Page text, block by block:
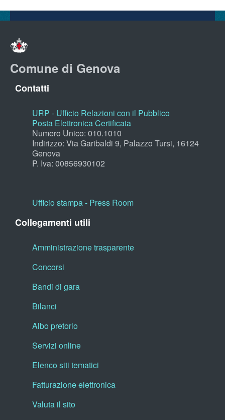
Comune di Genova
Contatti
URP - Ufficio Relazioni con il Pubblico
Posta Elettronica Certificata
Numero Unico: 010.1010
Indirizzo: Via Garibaldi 9, Palazzo Tursi, 16124
Genova
P. Iva: 00856930102
Ufficio stampa - Press Room
Collegamenti utili
Amministrazione trasparente
Concorsi
Bandi di gara
Bilanci
Albo pretorio
Servizi online
Elenco siti tematici
Fatturazione elettronica
Valuta il sito